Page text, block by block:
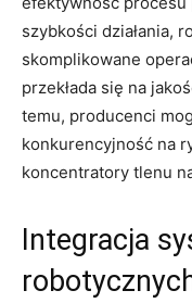
szybkości działania,
skomplikowane
przekłada się na
temu, producenci
konkurencyjność‍ na
⁣koncentratory tlenu⁢
Integracja